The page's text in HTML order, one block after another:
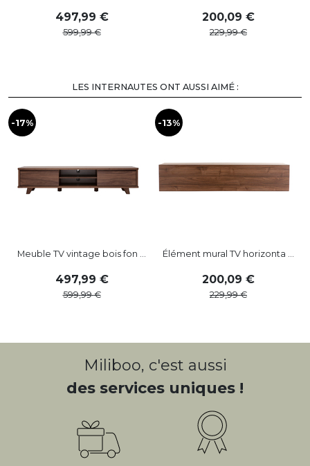
497,99
599,99
200,09
229,99
LES INTERNAUTES ONT AUSSI AIMÉ :
-17%
Meuble TV vintage bois fon ...
497,99
599,99
-13%
Élément mural TV horizonta ...
200,09
229,99
Miliboo, c'est aussi
des services uniques !